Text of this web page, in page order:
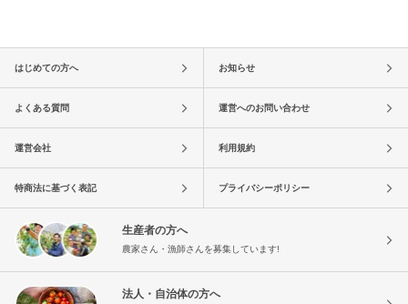
はじめての方へ お知らせ
よくある質問 運営へのお問い合わせ
運営会社 利用規約
特商法に基づく表記 プライバシーポリシー
生産者の方へ
農家さん・漁師さんを募集しています!
法人・自治体の方へ